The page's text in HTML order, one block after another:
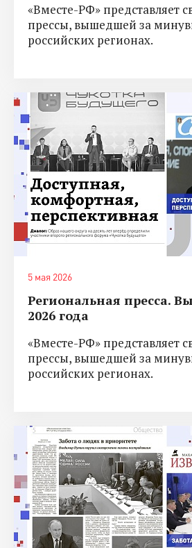
«Вместе-РФ» представляет
прессы, вышедшей за
российских регионах.
5 мая 2026
Региональная пресса.
2026 года
«Вместе-РФ» представляет
прессы, вышедшей за
российских регионах.